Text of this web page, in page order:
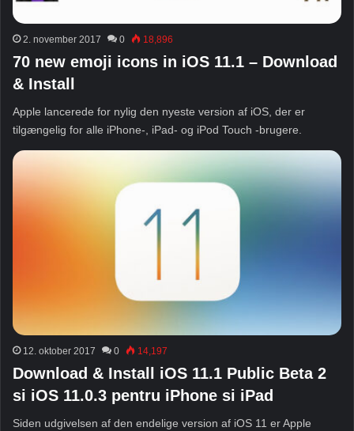
2. november 2017 0 18,896
70 new emoji icons in iOS 11.1 – Download
& Install
Apple lancerede for nylig den nyeste version af iOS, der er
tilgængelig for alle iPhone-, iPad- og iPod Touch -brugere.
12. oktober 2017 0 14,197
Download & Install iOS 11.1 Public Beta 2
si iOS 11.0.3 pentru iPhone si iPad
Siden udgivelsen af ​​den endelige version af iOS 11 er Apple